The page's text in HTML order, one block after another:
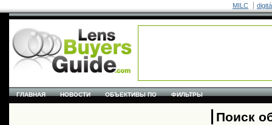
MILC
ГЛАВНАЯ НОВОСТИ ОБЪЕКТИВЫ ПО ФИЛЬТРЫ
Поиск